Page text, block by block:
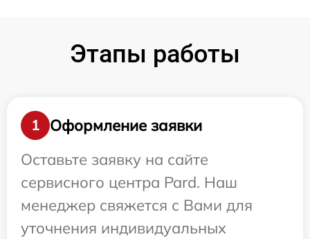
Этапы работы
1
Оформление заявки
Оставьте заявку на сайте
сервисного центра Pard. Наш
менеджер свяжется с Вами для
уточнения индивидуальных